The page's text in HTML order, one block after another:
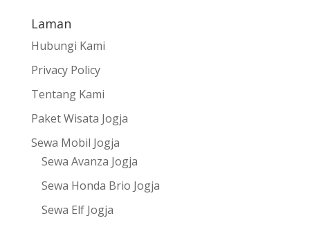
Laman
Hubungi Kami
Privacy Policy
Tentang Kami
Paket Wisata Jogja
Sewa Mobil Jogja
Sewa Avanza Jogja
Sewa Honda Brio Jogja
Sewa Elf Jogja